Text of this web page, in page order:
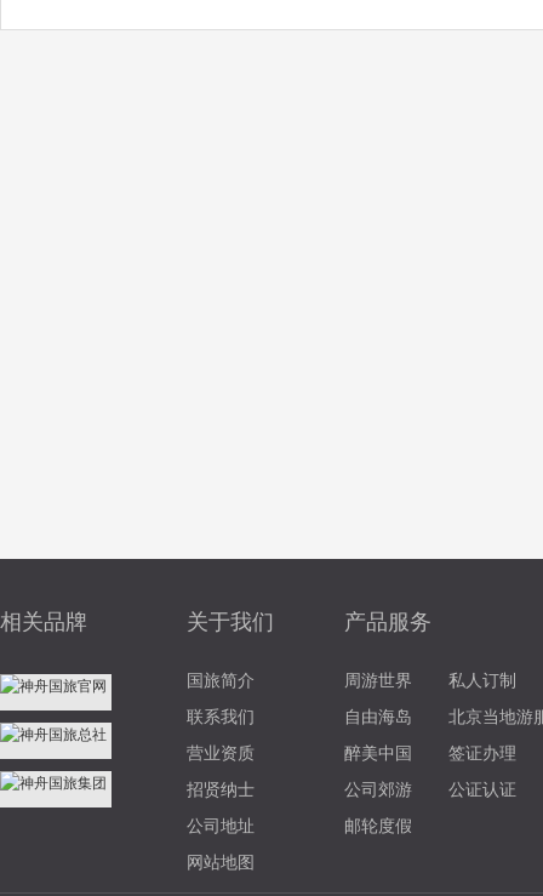
相关品牌 关于我们
国旅简介
联系我们
营业资质
招贤纳士
公司地址
网站地图
产品服务
周游世界
私人订制
自由海岛
北京当地游
醉美中国
签证办理
公司郊游
公证认证
邮轮度假